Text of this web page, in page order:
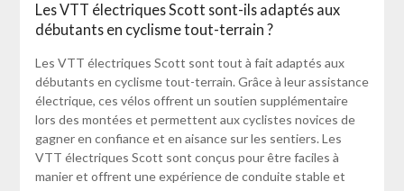
Les VTT électriques Scott sont-ils adaptés aux
débutants en cyclisme tout-terrain ?
Les VTT électriques Scott sont tout à fait adaptés aux
débutants en cyclisme tout-terrain. Grâce à leur assistance
électrique, ces vélos offrent un soutien supplémentaire
lors des montées et permettent aux cyclistes novices de
gagner en confiance et en aisance sur les sentiers. Les
VTT électriques Scott sont conçus pour être faciles à
manier et offrent une expérience de conduite stable et